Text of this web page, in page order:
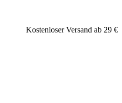
Kostenloser Versand ab 29 €